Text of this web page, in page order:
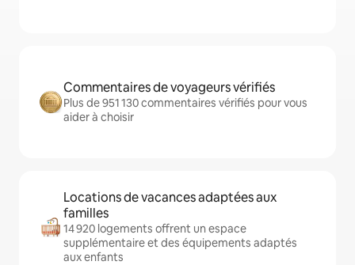
Commentaires de voyageurs vérifiés
Plus de 951 130 commentaires vérifiés pour vous
aider à choisir
Locations de vacances adaptées aux
familles
14 920 logements offrent un espace
supplémentaire et des équipements adaptés
aux enfants